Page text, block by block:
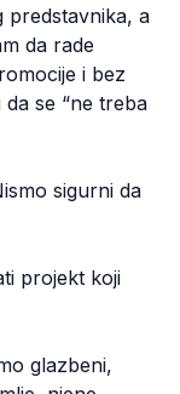
predstavnika, a
da rade
i bez
se “ne treba
sigurni da
projekt koji
glazbeni,